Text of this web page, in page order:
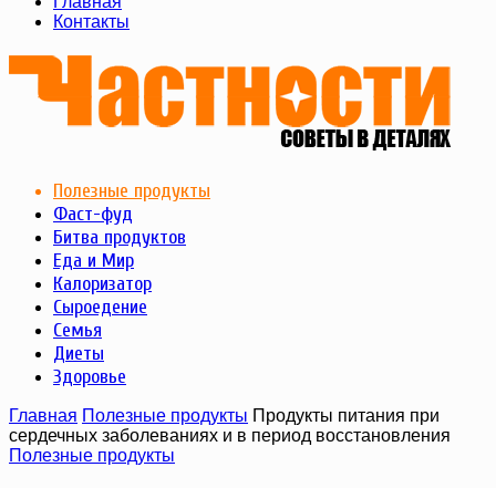
Контакты
Полезные продукты
Фаст-фуд
Битва продуктов
Еда и Мир
Калоризатор
Сыроедение
Семья
Диеты
Здоровье
Главная Полезные продукты Продукты питания при
сердечных заболеваниях и в период восстановления
Полезные продукты